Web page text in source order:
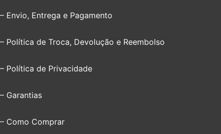
– Envio, Entrega e Pagamento
– Política de Troca, Devolução e Reembolso
– Política de Privacidade
– Garantias
– Como Comprar